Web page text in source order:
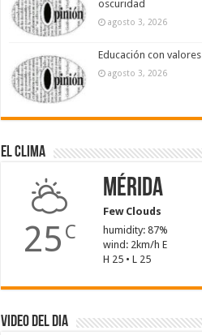
oscuridad
agosto 3, 2026
Educación con valores
agosto 3, 2026
El Clima
25 C
Mérida
Few Clouds
humidity: 87%
wind: 2km/h E
H 25 • L 25
Video del dia